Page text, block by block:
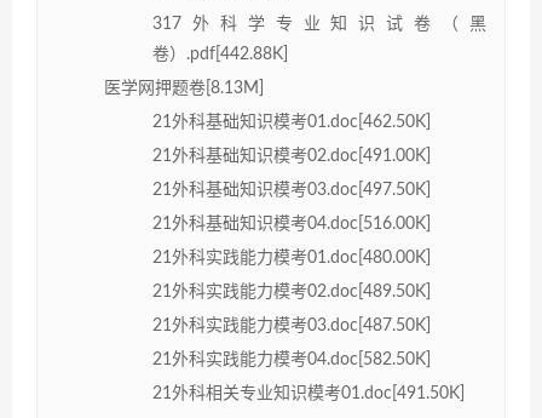
317外科学专业知识试卷（黑
卷）.pdf[442.88K]
医学网押题卷[8.13M]
21外科基础知识模考01.doc[462.50K]
21外科基础知识模考02.doc[491.00K]
21外科基础知识模考03.doc[497.50K]
21外科基础知识模考04.doc[516.00K]
21外科实践能力模考01.doc[480.00K]
21外科实践能力模考02.doc[489.50K]
21外科实践能力模考03.doc[487.50K]
21外科实践能力模考04.doc[582.50K]
21外科相关专业知识模考01.doc[491.50K]